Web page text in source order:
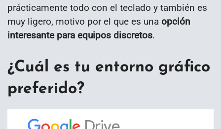
prácticamente todo con el teclado y también es
muy ligero, motivo por el que es una opción
interesante para equipos discretos.
¿Cuál es tu entorno gráfico
preferido?